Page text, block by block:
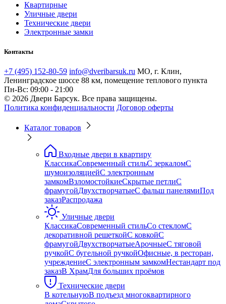
Квартирные
Уличные двери
Технические двери
Электронные замки
Контакты
+7 (495) 152-80-59 info@dveribarsuk.ru МО, г. Клин,
Ленинградское шоссе 88 км, помещение теплового пункта
Пн-Вс: 09:00 - 21:00
© 2026 Двери Барсук. Все права защищены.
Политика конфиденциальности Договор оферты
Каталог товаров
Входные двери в квартиру
КлассикаСовременный стильС зеркаломС
шумоизоляциейС электронным
замкомВзломостойкиеСкрытые петлиС
фрамугойДвухстворчатыеС фальш панелямиПод
заказРаспродажа
Уличные двери
КлассикаСовременный стильСо стекломС
декоративной решеткойС ковкойС
фрамугойДвухстворчатыеАрочныеС тяговой
ручкойС бугельной ручкойОфисные, в ресторан,
учреждениеС электронным замкомНестандарт под
заказВ ХрамДля больших проёмов
Технические двери
В котельнуюВ подъезд многоквартирного